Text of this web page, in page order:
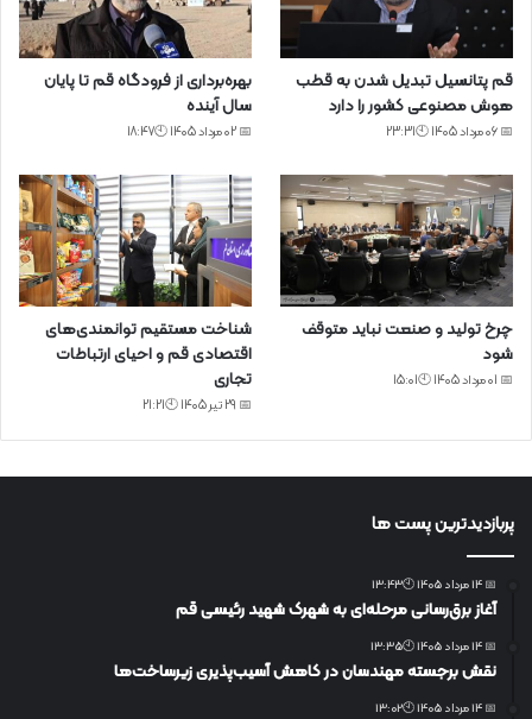
قم پتانسیل تبدیل شدن به قطب
هوش مصنوعی کشور را دارد
📅 06 مرداد 1405 🕙23:31
بهره‌برداری از فرودگاه قم تا پایان
سال آینده
📅 02 مرداد 1405 🕙18:47
چرخ تولید و صنعت نباید متوقف
شود
📅 01 مرداد 1405 🕙15:01
شناخت مستقیم توانمندی‌های
اقتصادی قم و احیای ارتباطات
تجاری
📅 29 تیر 1405 🕙21:21
پربازدیدترین پست ها
📅 14 مرداد 1405 🕙13:43
آغاز برق‌رسانی مرحله‌ای به شهرک شهید رئیسی قم
📅 14 مرداد 1405 🕙13:35
نقش برجسته مهندسان در کاهش آسیب‌پذیری زیرساخت‌ها
📅 14 مرداد 1405 🕙13:02